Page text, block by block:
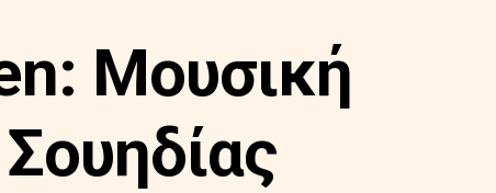
Μουσική